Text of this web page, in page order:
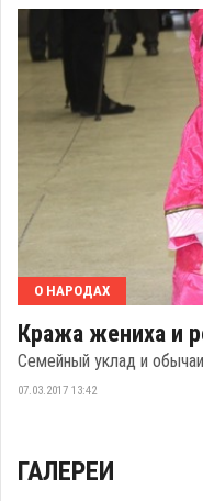
О НАРОДАХ
Кража жениха и
Семейный уклад и
07.03.2017 13:42
ГАЛЕРЕИ